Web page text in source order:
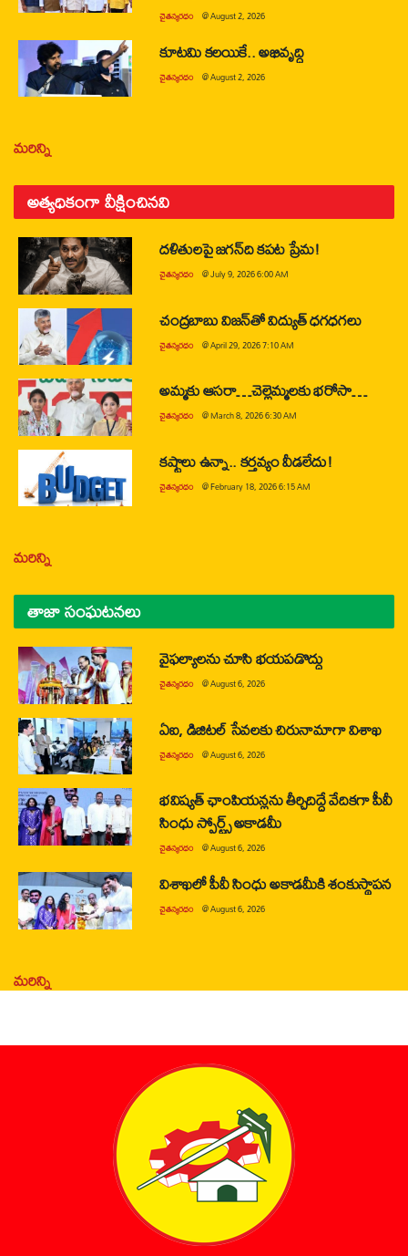
చైతన్యరధం @August 2, 2026
కూటమి కలయికే.. అభివృద్ధి
చైతన్యరధం @August 2, 2026
మరిన్ని
అత్యధికంగా వీక్షించినవి
దళితులపై జగన్‌ది కపట ప్రేమ!
చైతన్యరధం @July 9, 2026 6:00 AM
చంద్రబాబు విజన్‌తో విద్యుత్ ధగధగలు
చైతన్యరధం @April 29, 2026 7:10 AM
అమ్మకు ఆసరా…చెల్లెమ్మలకు భరోసా…
చైతన్యరధం @March 8, 2026 6:30 AM
కష్టాలు ఉన్నా.. కర్తవ్యం వీడలేదు!
చైతన్యరధం @February 18, 2026 6:15 AM
మరిన్ని
తాజా సంఘటనలు
వైఫల్యాలను చూసి భయపడొద్దు
చైతన్యరధం @August 6, 2026
ఏఐ, డిజిటల్ సేవలకు చిరునామాగా విశాఖ
చైతన్యరధం @August 6, 2026
భవిష్యత్ ఛాంపియన్లను తీర్చిదిద్దే వేదికగా పీవీ
సింధు స్పోర్ట్స్ అకాడమీ
చైతన్యరధం @August 6, 2026
విశాఖలో పీవీ సింధు అకాడమీకి శంకుస్థాపన
చైతన్యరధం @August 6, 2026
మరిన్ని